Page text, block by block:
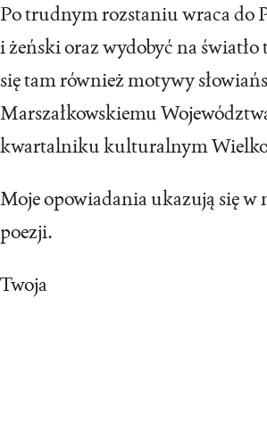
Po trudnym rozstaniu wraca do
i żeński oraz wydobyć na
się tam również motywy
Marszałkowskiemu
kwartalniku kulturalnym
Moje opowiadania ukazują się
poezji.
Twoja